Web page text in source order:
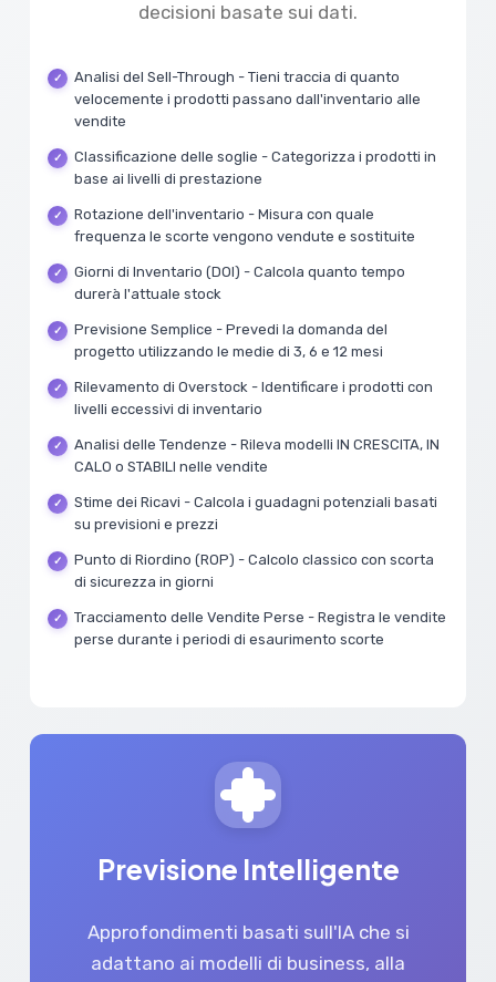
decisioni basate sui dati.
Analisi del Sell-Through - Tieni traccia di quanto
velocemente i prodotti passano dall'inventario alle
vendite
Classificazione delle soglie - Categorizza i prodotti in
base ai livelli di prestazione
Rotazione dell'inventario - Misura con quale
frequenza le scorte vengono vendute e sostituite
Giorni di Inventario (DOI) - Calcola quanto tempo
durerà l'attuale stock
Previsione Semplice - Prevedi la domanda del
progetto utilizzando le medie di 3, 6 e 12 mesi
Rilevamento di Overstock - Identificare i prodotti con
livelli eccessivi di inventario
Analisi delle Tendenze - Rileva modelli IN CRESCITA, IN
CALO o STABILI nelle vendite
Stime dei Ricavi - Calcola i guadagni potenziali basati
su previsioni e prezzi
Punto di Riordino (ROP) - Calcolo classico con scorta
di sicurezza in giorni
Tracciamento delle Vendite Perse - Registra le vendite
perse durante i periodi di esaurimento scorte
Previsione Intelligente
Approfondimenti basati sull'IA che si
adattano ai modelli di business, alla